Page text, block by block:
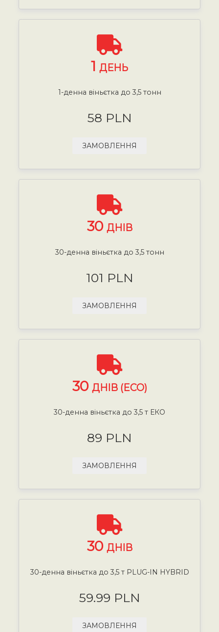
1 ДЕНЬ
1-денна віньєтка до 3,5 тонн
58 PLN
ЗАМОВЛЕННЯ
30 ДНІВ
30-денна віньєтка до 3,5 тонн
101 PLN
ЗАМОВЛЕННЯ
30 ДНІВ (ECO)
30-денна віньєтка до 3,5 т ЕКО
89 PLN
ЗАМОВЛЕННЯ
30 ДНІВ
30-денна віньєтка до 3,5 т PLUG-IN HYBRID
59.99 PLN
ЗАМОВЛЕННЯ